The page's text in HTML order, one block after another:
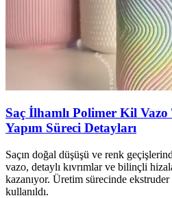
Saç İlhamlı Polimer Kil Vazo
Yapım Süreci Detayları
Saçın doğal düşüşü ve renk
vazo, detaylı kıvrımlar ve bilinçli
kazanıyor. Üretim sürecinde
kullanıldı.